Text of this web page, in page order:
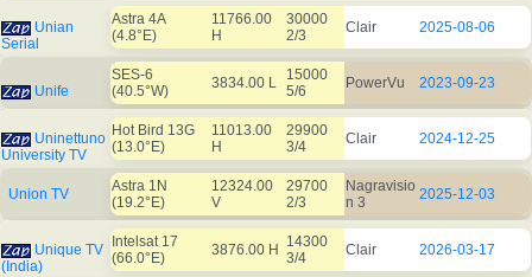
Unian
Serial
Astra 4A
(4.8°E)
11766.00
H
30000
2/3
Clair 2025-08-06
Unife
SES-6
(40.5°W)
3834.00 L
15000
5/6
PowerVu 2023-09-23
Uninettuno
University TV
Hot Bird 13G
(13.0°E)
11013.00
H
29900
3/4
Clair 2024-12-25
Union TV
Astra 1N
(19.2°E)
12324.00
V
29700
2/3
Nagravisio
n 3
2025-12-03
Unique TV
(India)
Intelsat 17
(66.0°E)
3876.00 H
14300
3/4
Clair 2026-03-17